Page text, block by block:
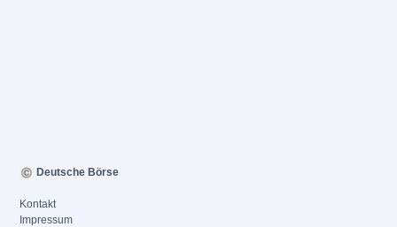
Deutsche Börse
Kontakt
Impressum